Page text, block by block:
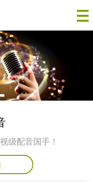
级配音国手！